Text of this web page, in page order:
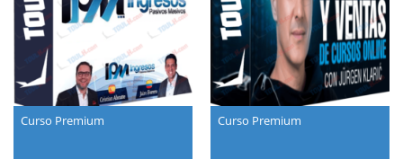
Curso Premium Curso Premium